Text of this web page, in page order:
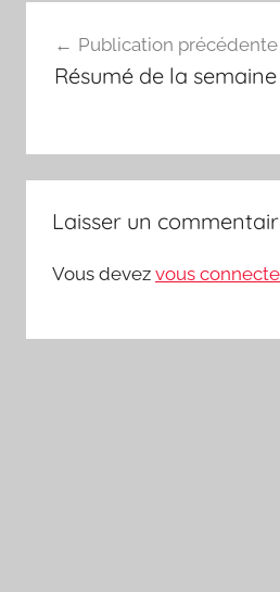
de
Publication précédente
Résumé de la
Laisser un
Vous devez vous